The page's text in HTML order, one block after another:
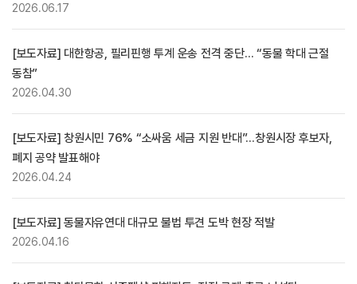
2026.06.17
[보도자료] 대한항공, 필리핀행 투계 운송 전격 중단… “동물 학대 근절
동참”
2026.04.30
[보도자료] 창원시민 76% “소싸움 세금 지원 반대”…창원시장 후보자,
폐지 공약 발표해야
2026.04.24
[보도자료] 동물자유연대 대규모 불법 투견 도박 현장 적발
2026.04.16